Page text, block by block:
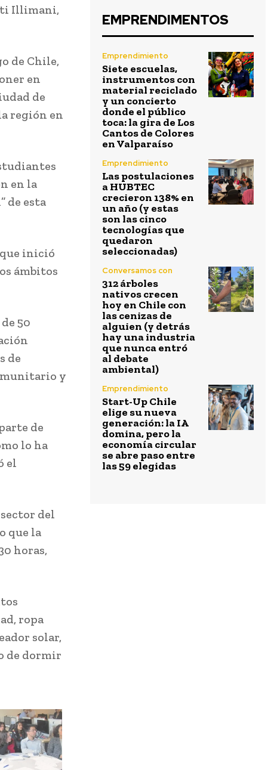
Illimani,
de Chile,
en
de
región en
en la
de esta
inició
ámbitos
50
de
y
de
lo ha
el
del
que la
horas,
ropa
solar,
de dormir
EMPRENDIMENTOS
Emprendimiento
Siete escuelas,
instrumentos con
material reciclado
y un concierto
donde el público
toca: la gira de Los
Cantos de Colores
en Valparaíso
Emprendimiento
Las postulaciones
a HUBTEC
crecieron 138% en
un año (y estas
son las cinco
tecnologías que
quedaron
seleccionadas)
Conversamos con
312 árboles
nativos crecen
hoy en Chile con
las cenizas de
alguien (y detrás
hay una industria
que nunca entró
al debate
ambiental)
Emprendimiento
Start-Up Chile
elige su nueva
generación: la IA
domina, pero la
economía circular
se abre paso entre
las 59 elegidas